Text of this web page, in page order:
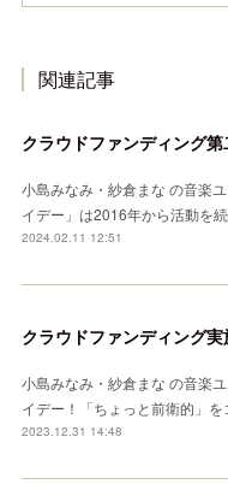
関連記事
クラウドファンディング第
小島みなみ・紗倉まな の音楽
イデー」は2016年から活動を
2024.02.11 12:51
クラウドファンディング実
小島みなみ・紗倉まな の音楽
イデー！「ちょっと前衛的」
2023.12.31 14:48